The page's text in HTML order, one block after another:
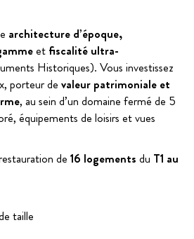
architecture d’époque,
et fiscalité ultra-
Historiques). Vous investissez
porteur de valeur patrimoniale et
, au sein d’un domaine fermé de 5
équipements de loisirs et vues
de 16 logements du T1 au
taille